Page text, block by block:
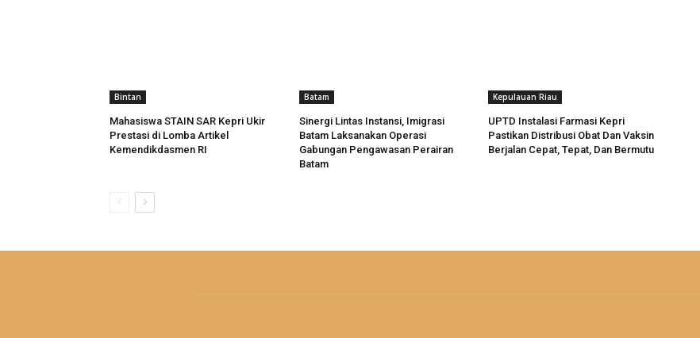
Bintan
Mahasiswa STAIN SAR Kepri Ukir
Prestasi di Lomba Artikel
Kemendikdasmen RI
Batam
Sinergi Lintas Instansi, Imigrasi
Batam Laksanakan Operasi
Gabungan Pengawasan Perairan
Batam
Kepulauan Riau
UPTD Instalasi Farmasi Kepri
Pastikan Distribusi Obat Dan Vaksin
Berjalan Cepat, Tepat, Dan Bermutu